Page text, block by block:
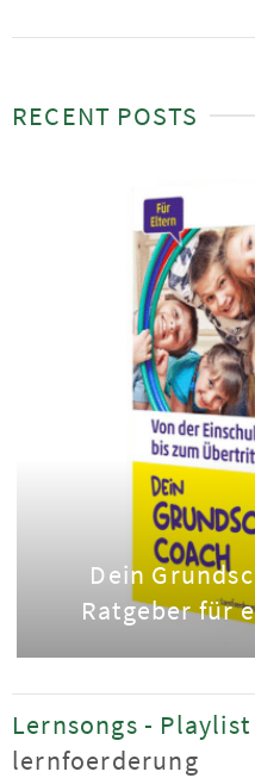
RECENT POSTS
Dein
Ratgeber für
Lernsongs -
lernfoerderung